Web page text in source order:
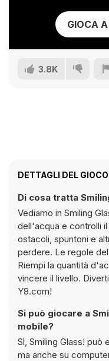
GIOCA
3.8K
DETTAGLI DEL GIOCO
Di cosa tratta
Vediamo in Smiling
dell'acqua e controlli
ostacoli, spuntoni e
perdere. Le regole
Riempi la quantità
vincere il livello.
Y8.com!
Si può giocare a
mobile?
Sì, Smiling Glass! può essere giocato su dispositivi mobili
ma anche su